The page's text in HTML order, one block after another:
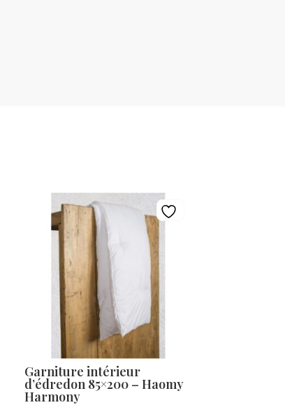
Garniture intérieur
d’édredon 85×200 – Haomy
Harmony